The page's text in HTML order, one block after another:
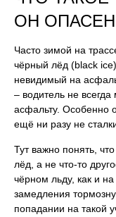
ОН
Часто зимой на
чёрный лёд (black
невидимый на
– водитель не
асфальту. Особенно
ещё ни разу не
Тут важно понять,
лёд, а не что-то
чёрном льду, как и
замедления
попадании на такой